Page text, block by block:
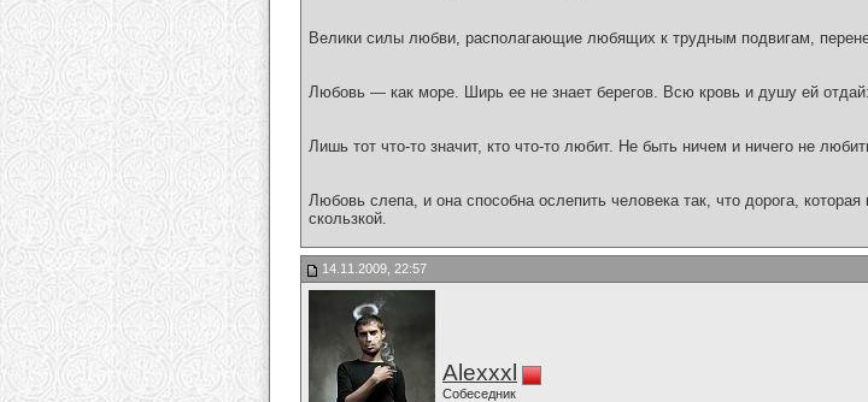
Велики силы любви, располагающие любящих к трудным подвигам,
Любовь — как море. Ширь ее не знает берегов. Всю кровь и душу ей
Лишь тот что-то значит, кто что-то любит. Не быть ничем и ничего не
Любовь слепа, и она способна ослепить человека так, что дорога,
скользкой.
14.11.2009, 22:57
Alexxxl
Собеседник